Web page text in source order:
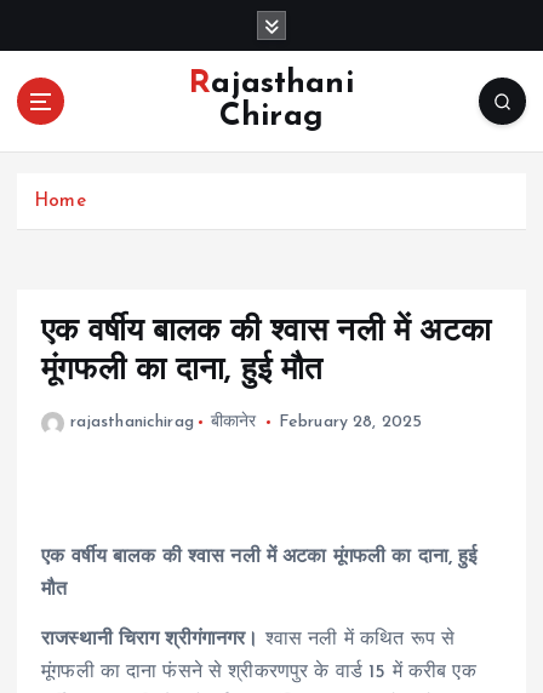
o
Rajasthani
Chirag
Home
एक वर्षीय बालक की श्वास नली में अटका
मूंगफली का दाना, हुई मौत
rajasthanichirag बीकानेर February 28, 2025
एक वर्षीय बालक की श्वास नली में अटका मूंगफली का दाना, हुई
मौत
राजस्थानी चिराग श्रीगंगानगर।
श्वास नली में कथित रूप से
मूंगफली का दाना फंसने से श्रीकरणपुर के वार्ड 15 में करीब एक